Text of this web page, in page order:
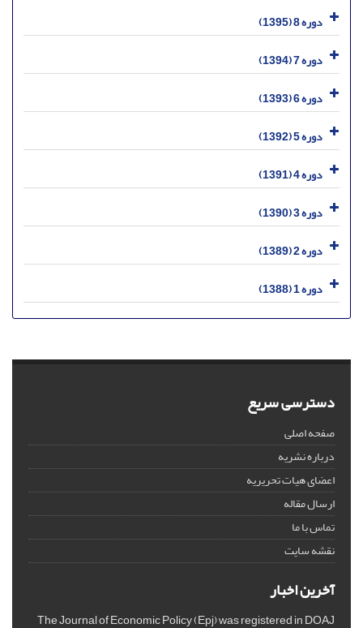
دوره 8 (1395)
دوره 7 (1394)
دوره 6 (1393)
دوره 5 (1392)
دوره 4 (1391)
دوره 3 (1390)
دوره 2 (1389)
دوره 1 (1388)
دسترسی سریع
صفحه اصلی
درباره نشریه
اعضای هیات تحریریه
ارسال مقاله
تماس با ما
نقشه سایت
آخرین اخبار
The Journal of Economic Policy (Epj) was registered in DOAJ